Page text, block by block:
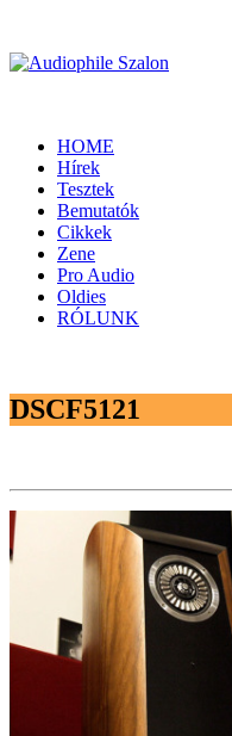
HOME
Hírek
Tesztek
Bemutatók
Cikkek
Zene
Pro Audio
Oldies
RÓLUNK
DSCF5121